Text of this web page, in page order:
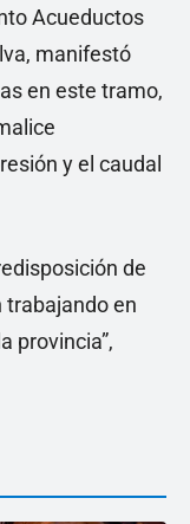
Acueductos
manifestó
en este tramo,
y el caudal
de
trabajando en
provincia”,